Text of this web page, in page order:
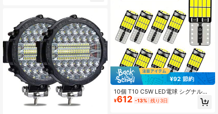
¥92 節約
10個 T10 C5W LED電球 シグナルラ
ンプ 194 168 LEDライト電球 車用ダ
ッシュボード ルーフ読書 ナンバープ
¥612 -13% 残り3日